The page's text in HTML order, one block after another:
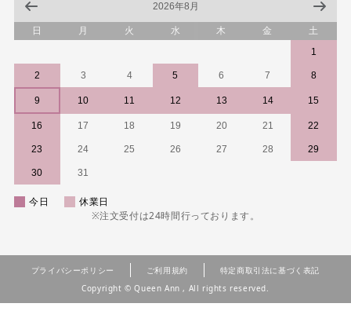
2026年8月
日 月 火 水 木 金
土
1
2 3 4 5 6 7 8
9 10 11 12 13 14 15
16 17 18 19 20 21 22
23 24 25 26 27 28 29
30 31
今日
休業日
※注文受付は24時間行っております。
Copyright © Queen Ann , All rights reserved.
プライバシーポリシー ご利用規約 特定商取引法に基づく表記